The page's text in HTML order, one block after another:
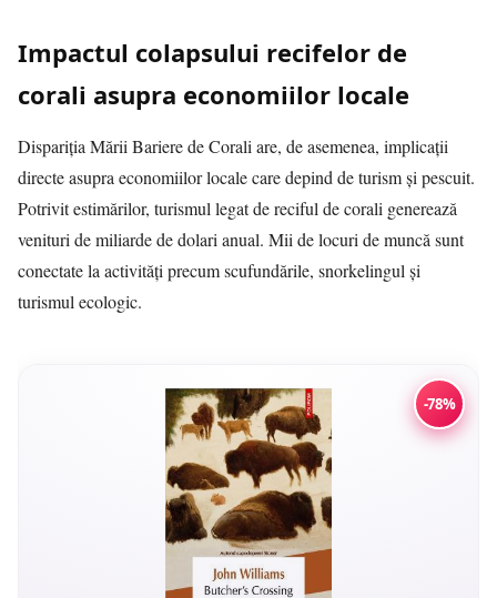
Impactul colapsului recifelor de
corali asupra economiilor locale
Dispariția Mării Bariere de Corali are, de asemenea, implicații
directe asupra economiilor locale care depind de turism și pescuit.
Potrivit estimărilor, turismul legat de reciful de corali generează
venituri de miliarde de dolari anual. Mii de locuri de muncă sunt
conectate la activități precum scufundările, snorkelingul și
turismul ecologic.
-78%